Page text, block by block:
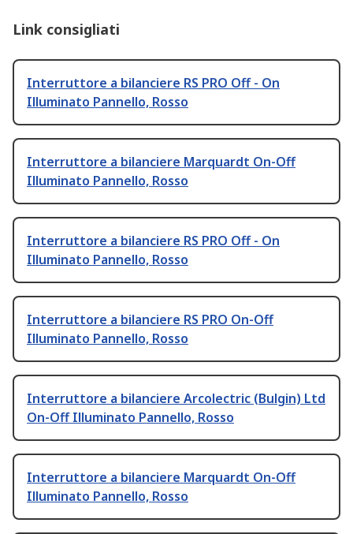
Link consigliati
Interruttore a bilanciere RS PRO Off - On
Illuminato Pannello, Rosso
Interruttore a bilanciere Marquardt On-Off
Illuminato Pannello, Rosso
Interruttore a bilanciere RS PRO Off - On
Illuminato Pannello, Rosso
Interruttore a bilanciere RS PRO On-Off
Illuminato Pannello, Rosso
Interruttore a bilanciere Arcolectric (Bulgin) Ltd
On-Off Illuminato Pannello, Rosso
Interruttore a bilanciere Marquardt On-Off
Illuminato Pannello, Rosso